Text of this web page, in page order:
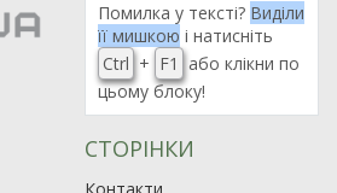
Помилка у тексті? Виділи
її мишкою і натисніть
Ctrl + F1
або клікни по
цьому блоку!
СТОРІНКИ